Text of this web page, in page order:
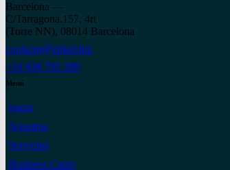
Barcelona —
C/Tarragona,157, 4rt
(Torre NN), 08014 Barcelona
contacto@zirkel.biz
+34 938 705 280
Menú
Inicio
Nosotros
Servicios
Business Cases